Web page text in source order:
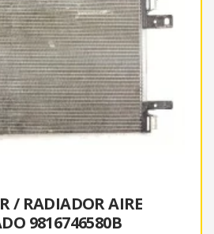
/ RADIADOR AIRE
9816746580B